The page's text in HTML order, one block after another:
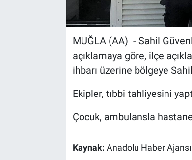
MUĞLA (AA) - Sahil
açıklamaya göre, ilçe
ihbarı üzerine bölgeye
Ekipler, tıbbi tahliyesini
Çocuk, ambulansla
Kaynak: Anadolu Haber Ajansı